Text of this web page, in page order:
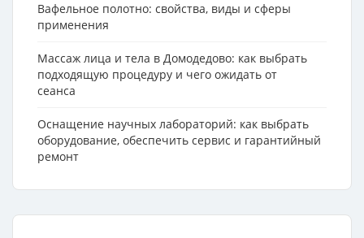
Вафельное полотно: свойства, виды и сферы
применения
Массаж лица и тела в Домодедово: как выбрать
подходящую процедуру и чего ожидать от
сеанса
Оснащение научных лабораторий: как выбрать
оборудование, обеспечить сервис и гарантийный
ремонт